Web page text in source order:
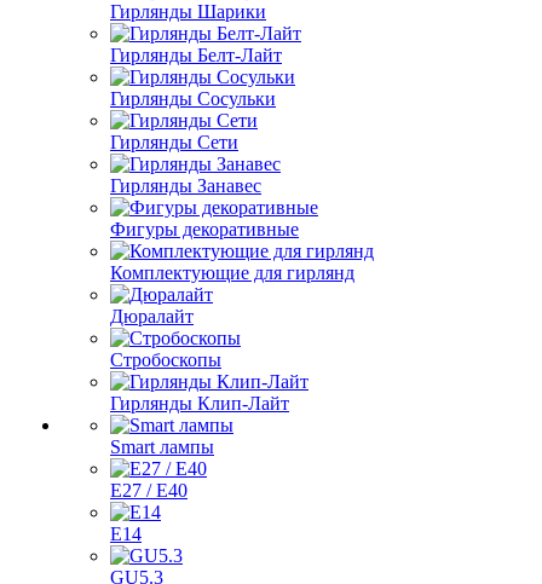
Гирлянды Шарики
Гирлянды Белт-Лайт
Гирлянды Сосульки
Гирлянды Сети
Гирлянды Занавес
Фигуры декоративные
Комплектующие для гирлянд
Дюралайт
Стробоскопы
Гирлянды Клип-Лайт
Smart лампы
E27 / E40
E14
GU5.3